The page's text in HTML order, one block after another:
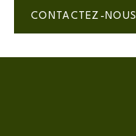
CONTACTEZ-NOUS